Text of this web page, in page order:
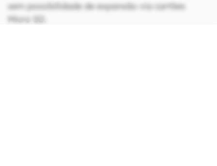
sem possibilidade de expansão via cartões
Micro SD.